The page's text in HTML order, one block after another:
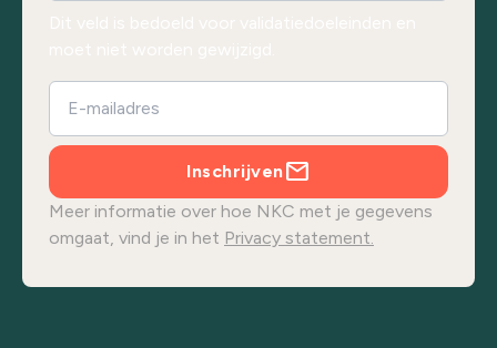
Inschrijven
Meer informatie over hoe NKC met je gegevens
omgaat, vind je in het Privacy statement.